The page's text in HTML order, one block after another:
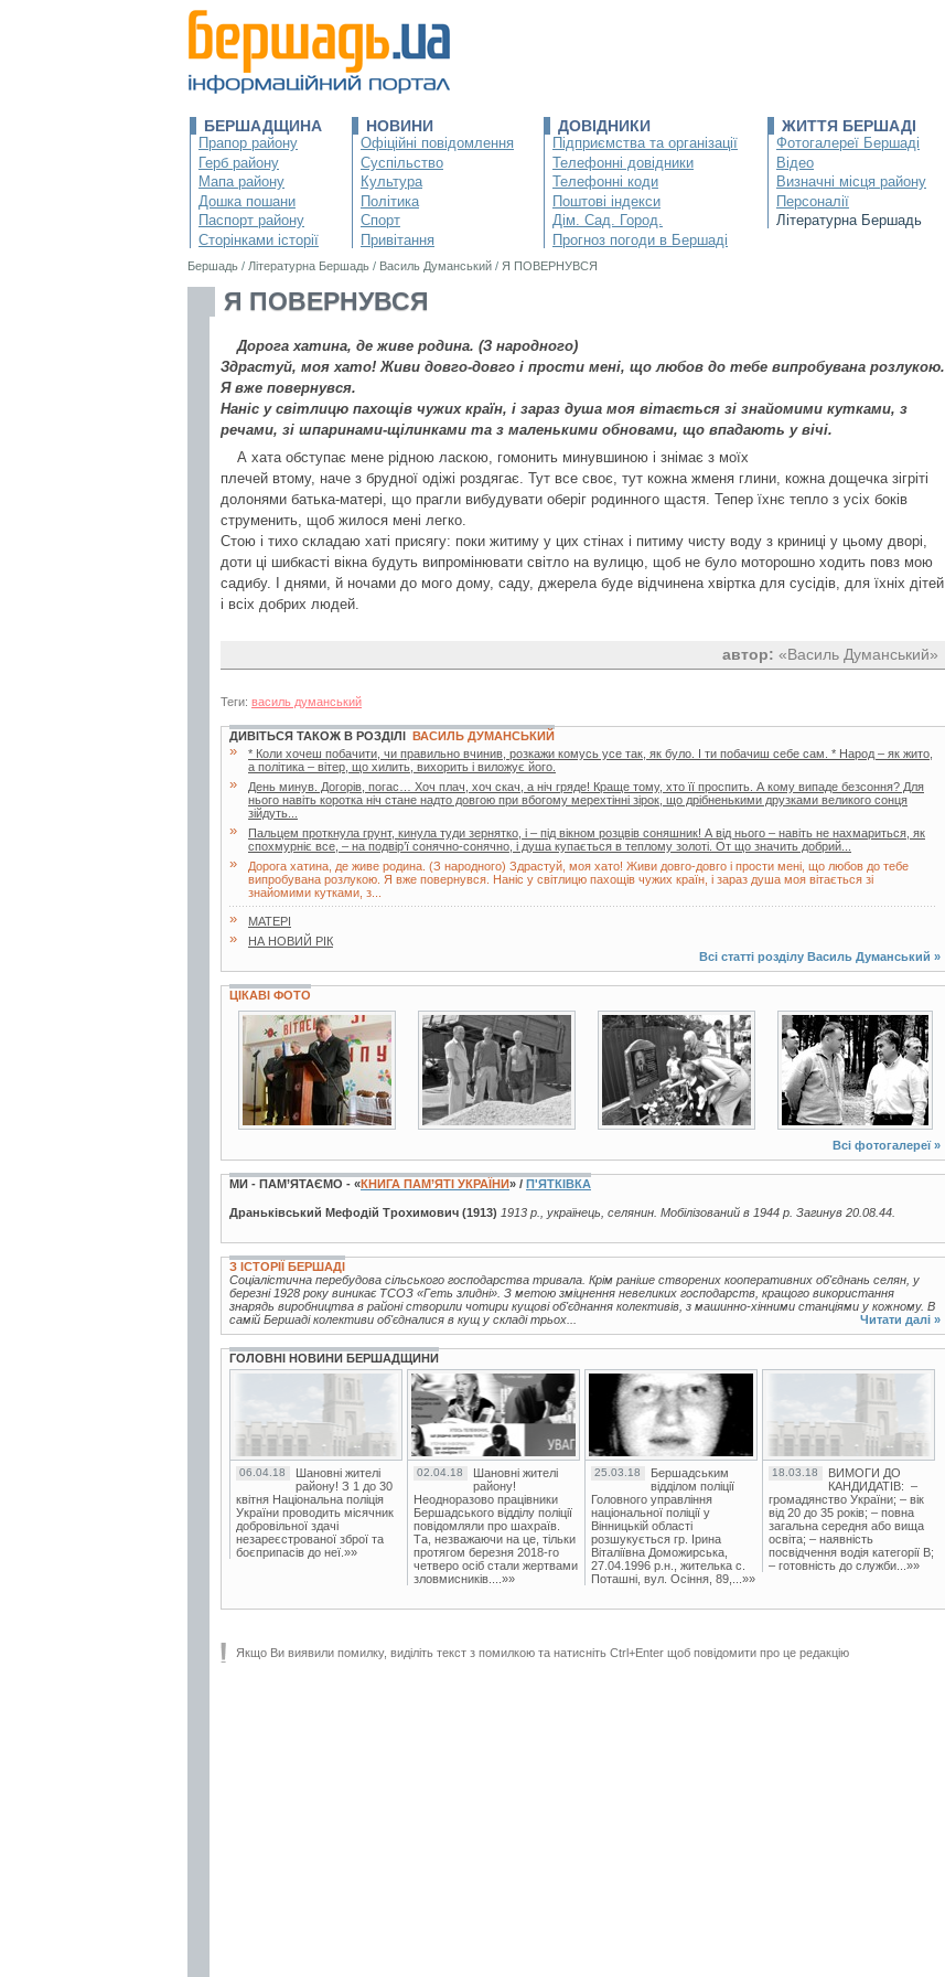
БЕРШАДЩИНА
Прапор району
Герб району
Мапа району
Дошка пошани
Паспорт району
Сторінками історії
НОВИНИ
Офіційні повідомлення
Суспільство
Культура
Політика
Спорт
Привітання
ДОВІДНИКИ
Підприємства та організації
Телефонні довідники
Телефонні коди
Поштові індекси
Дім. Сад. Город.
Прогноз погоди в Бершаді
ЖИТТЯ БЕРШАДІ
Фотогалереї Бершаді
Відео
Визначні місця району
Персоналії
Літературна Бершадь
Бершадь / Літературна Бершадь / Василь Думанський / Я ПОВЕРНУВСЯ
Я ПОВЕРНУВСЯ
Дорога хатина, де живе родина. (З народного)
Здрастуй, моя хато! Живи довго-довго і прости мені, що любов до тебе випробувана розлукою.
Я вже повернувся.
Наніс у світлицю пахощів чужих країн, і зараз душа моя вітається зі знайомими кутками, з
речами, зі шпаринами-щілинками та з маленькими обновами, що впадають у вічі.
А хата обступає мене рідною ласкою, гомонить минувшиною і знімає з моїх
плечей втому, наче з брудної одіжі роздягає. Тут все своє, тут кожна жменя глини, кожна дощечка зігріті
долонями батька-матері, що прагли вибудувати оберіг родинного щастя. Тепер їхнє тепло з усіх боків
струменить, щоб жилося мені легко.
Стою і тихо складаю хаті присягу: поки житиму у цих стінах і питиму чисту воду з криниці у цьому дворі,
доти ці шибкасті вікна будуть випромінювати світло на вулицю, щоб не було моторошно ходить повз мою
садибу. І днями, й ночами до мого дому, саду, джерела буде відчинена хвіртка для сусідів, для їхніх дітей
і всіх добрих людей.
автор: «Василь Думанський»
Теги: василь думанський
ДИВІТЬСЯ ТАКОЖ В РОЗДІЛІ ВАСИЛЬ ДУМАНСЬКИЙ
»
* Коли хочеш побачити, чи правильно вчинив, розкажи комусь усе так, як було. І ти побачиш себе сам. * Народ – як жито,
а політика – вітер, що хилить, вихорить і виложує його.
»
День минув. Догорів, погас… Хоч плач, хоч скач, а ніч гряде! Краще тому, хто її проспить. А кому випаде безсоння? Для
нього навіть коротка ніч стане надто довгою при вбогому мерехтінні зірок, що дрібненькими друзками великого сонця
зійдуть...
»
Пальцем проткнула грунт, кинула туди зернятко, і – під вікном розцвів соняшник! А від нього – навіть не нахмариться, як
спохмурніє все, – на подвір’ї сонячно-сонячно, і душа купається в теплому золоті. От що значить добрий...
»
Дорога хатина, де живе родина. (З народного) Здрастуй, моя хато! Живи довго-довго і прости мені, що любов до тебе
випробувана розлукою. Я вже повернувся. Наніс у світлицю пахощів чужих країн, і зараз душа моя вітається зі
знайомими кутками, з...
» МАТЕРІ
»
НА НОВИЙ РІК
Всі статті розділу Василь Думанський »
ЦІКАВІ ФОТО
3 фото 2 фото 2 фото 6 фото
Всі фотогалереї »
МИ - ПАМ’ЯТАЄМО - «КНИГА ПАМ’ЯТІ УКРАЇНИ» / П'ЯТКІВКА
Драньківський Мефодій Трохимович (1913) 1913 р., українець, селянин. Мобілізований в 1944 р. Загинув 20.08.44.
З ІСТОРІЇ БЕРШАДІ
Соціалістична перебудова сільського господарства тривала. Крім раніше створених кооперативних об'єднань селян, у
березні 1928 року виникає ТСОЗ «Геть злидні». З метою зміцнення невеликих господарств, кращого використання
знарядь виробництва в районі створили чотири кущові об'єднання колективів, з машинно-хінними станціями у кожному. В
самій Бершаді колективи об'єдналися в кущ у складі трьох...
Читати далі »
ГОЛОВНІ НОВИНИ БЕРШАДЩИНИ
06.04.18
Шановні жителі
району! З 1 до 30
квітня Національна поліція
України проводить місячник
добровільної здачі
незареєстрованої зброї та
боєприпасів до неї.»»
02.04.18
Шановні жителі
району!
Неодноразово працівники
Бершадського відділу поліції
повідомляли про шахраїв.
Та, незважаючи на це, тільки
протягом березня 2018-го
четверо осіб стали жертвами
зловмисників....»»
25.03.18
Бершадським
відділом поліції
Головного управління
національної поліції у
Вінницькій області
розшукується гр. Ірина
Віталіївна Доможирська,
27.04.1996 р.н., жителька с.
Поташні, вул. Осіння, 89,...»»
18.03.18
ВИМОГИ ДО
КАНДИДАТІВ: –
громадянство України; – вік
від 20 до 35 років; – повна
загальна середня або вища
освіта; – наявність
посвідчення водія категорії В;
– готовність до служби...»»
Якщо Ви виявили помилку, виділіть текст з помилкою та натисніть Ctrl+Enter щоб повідомити про це редакцію